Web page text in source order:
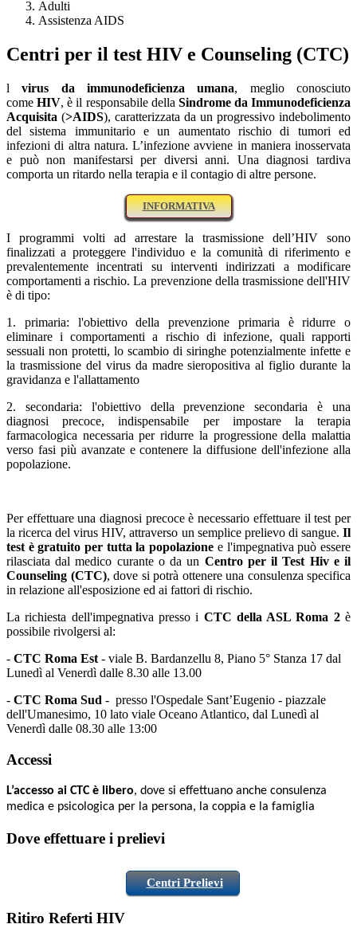
Adulti
Assistenza AIDS
Centri per il test HIV e Counseling (CTC)
lvirus da immunodeficienza umana, meglio conosciuto
comeHIV, è il responsabile della Sindrome da Immunodeficienza
Acquisita (>AIDS), caratterizzata da un progressivo indebolimento
del sistema immunitario e un aumentato rischio di tumori ed
infezioni di altra natura. L’infezione avviene in maniera inosservata
e può non manifestarsi per diversi anni. Una diagnosi tardiva
comporta un ritardo nella terapia e il contagio di altre persone.
INFORMATIVA
I programmi volti ad arrestare la trasmissione dell’HIV sono
finalizzati a proteggere l'individuo e la comunità di riferimento e
prevalentemente incentrati su interventi indirizzati a modificare
comportamenti a rischio. La prevenzione della trasmissione dell'HIV
è di tipo:
1. primaria: l'obiettivo della prevenzione primaria è ridurre o
eliminare i comportamenti a rischio di infezione, quali rapporti
sessuali non protetti, lo scambio di siringhe potenzialmente infette e
la trasmissione del virus da madre sieropositiva al figlio durante la
gravidanza e l'allattamento
2. secondaria: l'obiettivo della prevenzione secondaria è una
diagnosi precoce, indispensabile per impostare la terapia
farmacologica necessaria per ridurre la progressione della malattia
verso fasi più avanzate e contenere la diffusione dell'infezione alla
popolazione.
Per effettuare una diagnosi precoce è necessario effettuare il test per
la ricerca del virus HIV, attraverso un semplice prelievo di sangue. Il
test è gratuito per tutta la popolazione e l'impegnativa può essere
rilasciata dal medico curante o da un Centro per il Test Hiv e il
Counseling (CTC), dove si potrà ottenere una consulenza specifica
in relazione all'esposizione ed ai fattori di rischio.
La richiesta dell'impegnativa presso i CTC della ASL Roma 2è
possibile rivolgersi al:
- CTC Roma Est - viale B. Bardanzellu 8, Piano 5° Stanza 17 dal
Lunedì al Venerdì dalle 8.30 alle 13.00
- CTC Roma Sud - presso l'Ospedale Sant’Eugenio - piazzale
dell'Umanesimo, 10 lato viale Oceano Atlantico, dal Lunedì al
Venerdì dalle 08.30 alle 13:00
Accessi
L’accesso ai CTC è libero, dove si effettuano anche consulenza
medica e psicologica per la persona, la coppia e la famiglia
Dove effettuare i prelievi
Centri Prelievi
Ritiro Referti HIV